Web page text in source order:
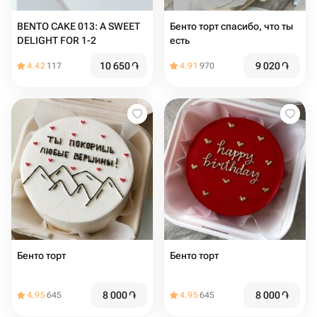
BENTO CAKE 013: A SWEET
DELIGHT FOR 1-2
4.42 117 10 650֏
Бенто торт спасибо, что ты
есть
4.91 970 9 020֏
Бенто торт
4.95645 8 000֏
Бенто торт
4.95645 8 000֏